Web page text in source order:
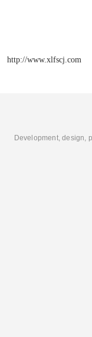
http://www.xlfscj.com
Development, design,